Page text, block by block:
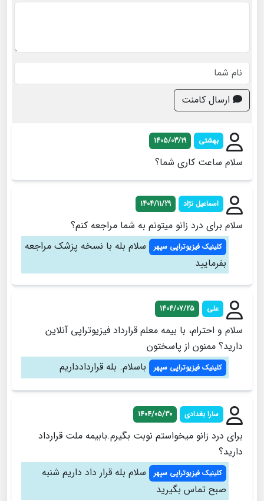
ارسال کامنت
بهشتی 1405/03/19
سلام ساعت کاری شما؟
اسماعیل نژاد 1404/11/29
سلام برای درد زانو میتونم به شما مراجعه کنم؟
کلینیک فیزیوتراپی سپهر
سلام بله با نسخه پزشک مراجعه
بفرمایید
علی 1404/07/25
سلام و احترام، با بیمه معلم قرارداد فیزیوتراپی آنلاین
دارید؟ ممنون از پاسختون
کلینیک فیزیوتراپی سپهر باسلام. بله قراردادداریم
سارا بغدادی 1404/05/30
برای درد زانو میخواستم نوبت بگیرم.بابیمه ملت قرارداد
دارید؟
کلینیک فیزیوتراپی سپهر
سلام بله قرار داد داریم شنبه
صبح تماس بگیرید